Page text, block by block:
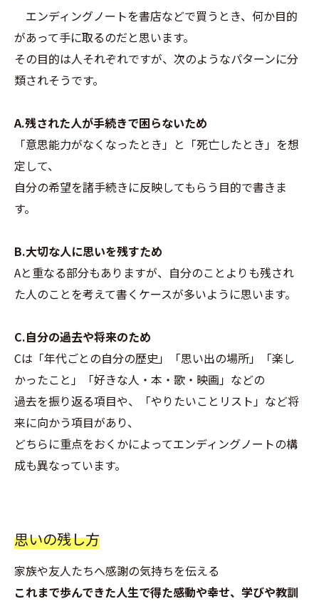
エンディングノートを書店などで買うとき、何か目的
があって手に取るのだと思います。
その目的は人それぞれですが、次のようなパターンに分
類されそうです。
A.残された人が手続きで困らないため
「意思能力がなくなったとき」と「死亡したとき」を想
定して、
自分の希望を諸手続きに反映してもらう目的で書きま
す。
B.大切な人に思いを残すため
Aと重なる部分もありますが、自分のことよりも残され
た人のことを考えて書くケースが多いように思います。
C.自分の過去や将来のため
Cは「年代ごとの自分の歴史」「思い出の場所」「楽し
かったこと」「好きな人・本・歌・映画」などの
過去を振り返る項目や、「やりたいことリスト」など将
来に向かう項目があり、
どちらに重点をおくかによってエンディングノートの構
成も異なっています。
思いの残し方
家族や友人たちへ感謝の気持ちを伝える
これまで歩んできた人生で得た感動や幸せ、学びや教訓